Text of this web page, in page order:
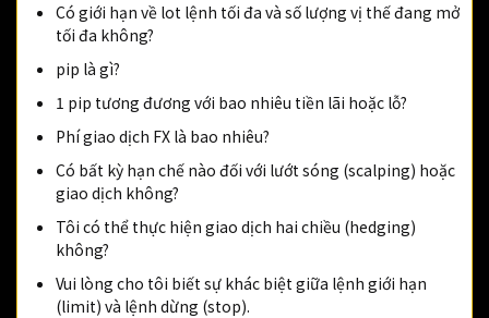
Có giới hạn về lot lệnh tối đa và số lượng vị thế đang mở
tối đa không?
pip là gì?
1 pip tương đương với bao nhiêu tiền lãi hoặc lỗ?
Phí giao dịch FX là bao nhiêu?
Có bất kỳ hạn chế nào đối với lướt sóng (scalping) hoặc
giao dịch không?
Tôi có thể thực hiện giao dịch hai chiều (hedging)
không?
Vui lòng cho tôi biết sự khác biệt giữa lệnh giới hạn
(limit) và lệnh dừng (stop).